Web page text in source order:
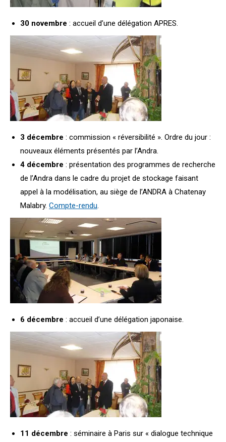
30 novembre : accueil d’une délégation APRES.
3 décembre : commission « réversibilité ». Ordre du jour :
nouveaux éléments présentés par l’Andra.
4 décembre : présentation des programmes de recherche
de l’Andra dans le cadre du projet de stockage faisant
appel à la modélisation, au siège de l’ANDRA à Chatenay
Malabry. Compte-rendu.
6 décembre : accueil d’une délégation japonaise.
11 décembre : séminaire à Paris sur « dialogue technique